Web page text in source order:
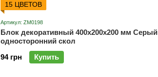
15 ЦВЕТОВ
Артикул: ZM0198
Блок декоративный 400х200х200 мм Серый
односторонний скол
94 грн
Купить